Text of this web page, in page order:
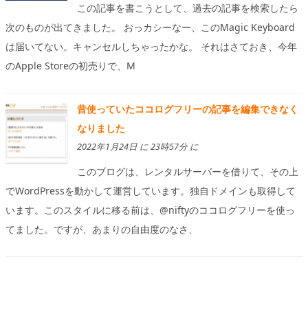
この記事を書こうとして、過去の記事を検索したら
次のものが出てきました。 おっカシーなー、このMagic Keyboard
は届いてない。キャンセルしちゃったかな。 それはさておき、今年
のApple Storeの初売りで、M
昔使っていたココログフリーの記事を編集できなく
なりました
2022年1月24日 に 23時57分 に
このブログは、レンタルサーバーを借りて、その上
でWordPressを動かして運営しています。独自ドメインも取得して
います。このスタイルに移る前は、@niftyのココログフリーを使っ
てました。ですが、あまりの自由度のなさ、